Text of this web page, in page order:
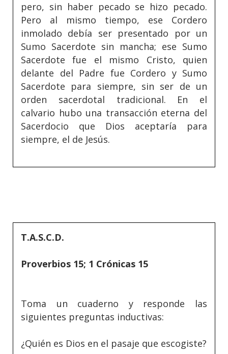
pero, sin haber pecado se hizo pecado.
Pero al mismo tiempo, ese Cordero
inmolado debía ser presentado por un
Sumo Sacerdote sin mancha; ese Sumo
Sacerdote fue el mismo Cristo, quien
delante del Padre fue Cordero y Sumo
Sacerdote para siempre, sin ser de un
orden sacerdotal tradicional. En el
calvario hubo una transacción eterna del
Sacerdocio que Dios aceptaría para
siempre, el de Jesús.
T.A.S.C.D.
Proverbios 15; 1 Crónicas 15
Toma un cuaderno y responde las
siguientes preguntas inductivas:
¿Quién es Dios en el pasaje que escogiste?